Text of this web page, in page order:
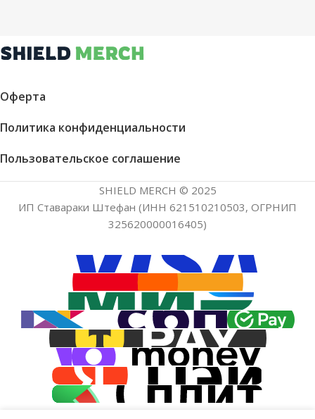
Оферта
Политика конфиденциальности
Пользовательское соглашение
SHIELD MERCH © 2025
ИП Ставараки Штефан (ИНН 621510210503, ОГРНИП
325620000016405)